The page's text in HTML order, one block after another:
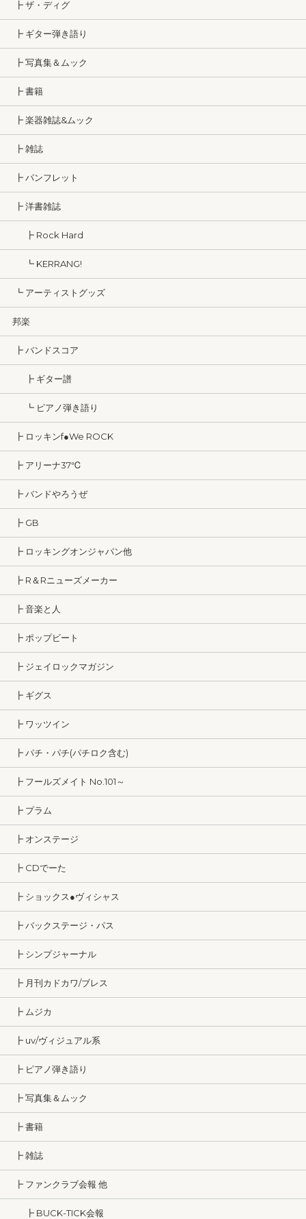
┣ ザ・ディグ
┣ ギター弾き語り
┣ 写真集＆ムック
┣ 書籍
┣ 楽器雑誌&ムック
┣ 雑誌
┣ パンフレット
┣ 洋書雑誌
┣ Rock Hard
┗ KERRANG!
┗ アーティストグッズ
邦楽
┣ バンドスコア
┣ ギター譜
┗ ピアノ弾き語り
┣ ロッキンf●We ROCK
┣ アリーナ37℃
┣ バンドやろうぜ
┣ GB
┣ ロッキングオンジャパン他
┣ R＆Rニューズメーカー
┣ 音楽と人
┣ ポップビート
┣ ジェイロックマガジン
┣ ギグス
┣ ワッツイン
┣ パチ・パチ(パチロク含む)
┣ フールズメイト No.101～
┣ プラム
┣ オンステージ
┣ CDでーた
┣ ショックス●ヴィシャス
┣ バックステージ・パス
┣ シンプジャーナル
┣ 月刊カドカワ/ブレス
┣ ムジカ
┣ uv/ヴィジュアル系
┣ ピアノ弾き語り
┣ 写真集＆ムック
┣ 書籍
┣ 雑誌
┣ ファンクラブ会報 他
┣ BUCK-TICK会報